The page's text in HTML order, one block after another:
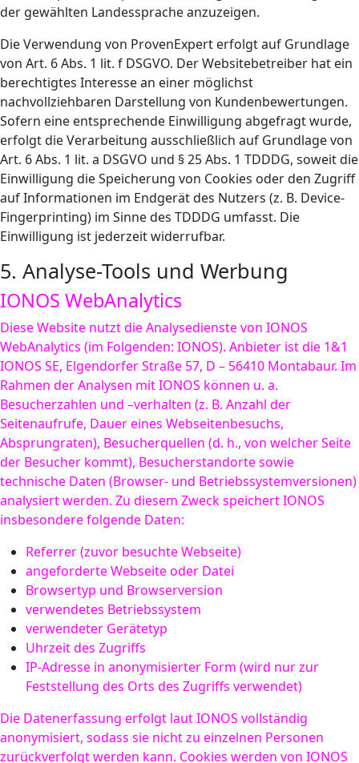
der gewählten Landessprache anzuzeigen.
Die Verwendung von ProvenExpert erfolgt auf Grundlage
von Art. 6 Abs. 1 lit. f DSGVO. Der Websitebetreiber hat ein
berechtigtes Interesse an einer möglichst
nachvollziehbaren Darstellung von Kundenbewertungen.
Sofern eine entsprechende Einwilligung abgefragt wurde,
erfolgt die Verarbeitung ausschließlich auf Grundlage von
Art. 6 Abs. 1 lit. a DSGVO und § 25 Abs. 1 TDDDG, soweit die
Einwilligung die Speicherung von Cookies oder den Zugriff
auf Informationen im Endgerät des Nutzers (z. B. Device-
Fingerprinting) im Sinne des TDDDG umfasst. Die
Einwilligung ist jederzeit widerrufbar.
5. Analyse-Tools und Werbung
IONOS WebAnalytics
Diese Website nutzt die Analysedienste von IONOS
WebAnalytics (im Folgenden: IONOS). Anbieter ist die 1&1
IONOS SE, Elgendorfer Straße 57, D – 56410 Montabaur. Im
Rahmen der Analysen mit IONOS können u. a.
Besucherzahlen und –verhalten (z. B. Anzahl der
Seitenaufrufe, Dauer eines Webseitenbesuchs,
Absprungraten), Besucherquellen (d. h., von welcher Seite
der Besucher kommt), Besucherstandorte sowie
technische Daten (Browser- und Betriebssystemversionen)
analysiert werden. Zu diesem Zweck speichert IONOS
insbesondere folgende Daten:
Referrer (zuvor besuchte Webseite)
angeforderte Webseite oder Datei
Browsertyp und Browserversion
verwendetes Betriebssystem
verwendeter Gerätetyp
Uhrzeit des Zugriffs
IP-Adresse in anonymisierter Form (wird nur zur
Feststellung des Orts des Zugriffs verwendet)
Die Datenerfassung erfolgt laut IONOS vollständig
anonymisiert, sodass sie nicht zu einzelnen Personen
zurückverfolgt werden kann. Cookies werden von IONOS